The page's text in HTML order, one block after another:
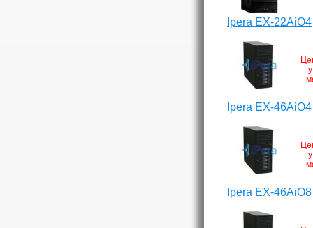
Ipera EX-22AiO4
Ipera EX-46AiO4
Ipera EX-46AiO8